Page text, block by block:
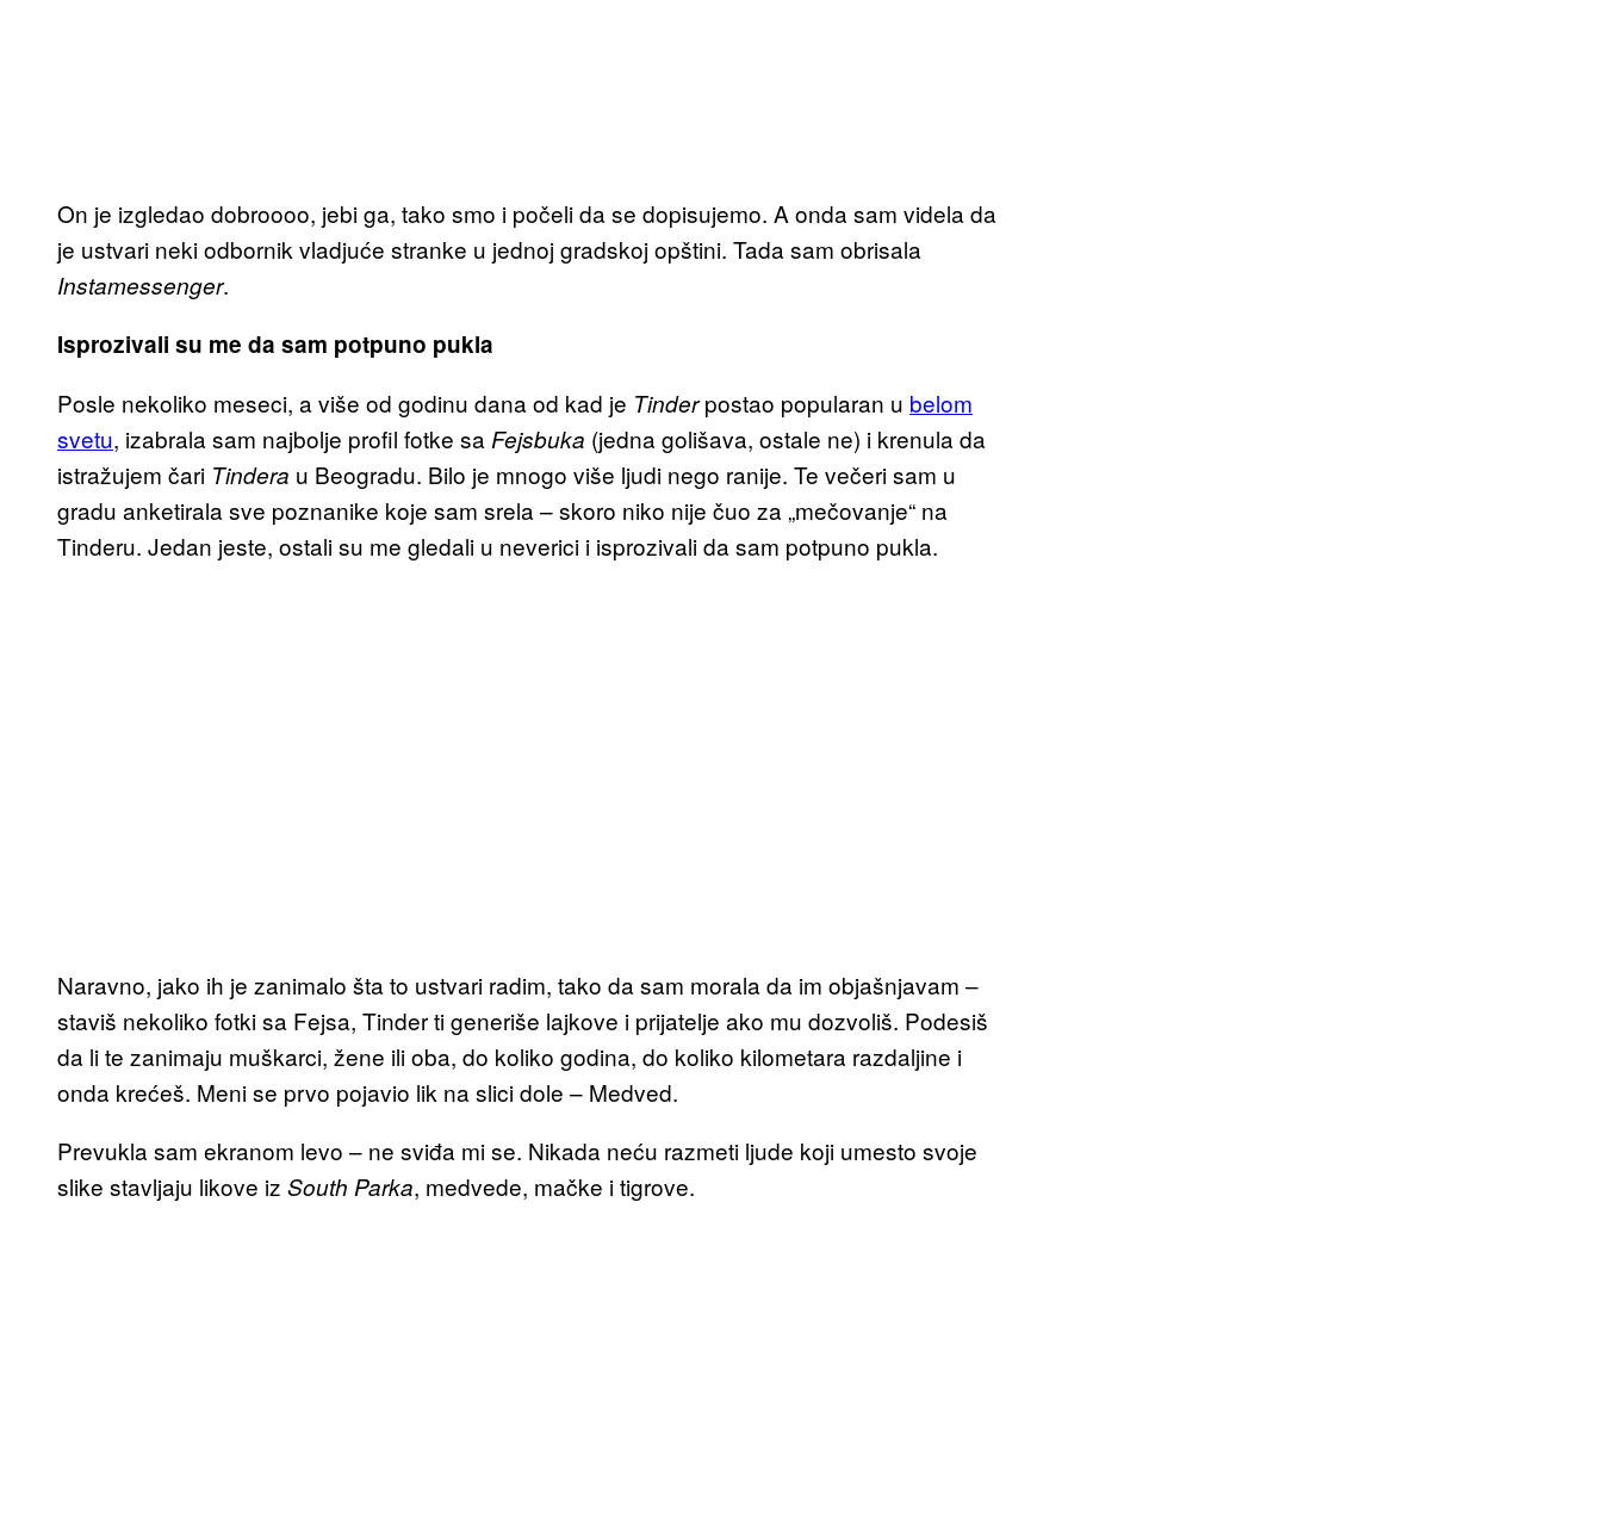
On je izgledao dobroooo, jebi ga, tako smo i počeli da se dopisujemo. A onda sam videla da
je ustvari neki odbornik vladjuće stranke u jednoj gradskoj opštini. Tada sam obrisala
Instamessenger.
Isprozivali su me da sam potpuno pukla
Posle nekoliko meseci, a više od godinu dana od kad je Tinderpostao popularan u belom
svetu, izabrala sam najbolje profil fotke sa Fejsbuka (jedna golišava, ostale ne) i krenula da
istražujem čari Tindera u Beogradu. Bilo je mnogo više ljudi nego ranije. Te večeri sam u
gradu anketirala sve poznanike koje sam srela – skoro niko nije čuo za „mečovanje“ na
Tinderu. Jedan jeste, ostali su me gledali u neverici i isprozivali da sam potpuno pukla.
Naravno, jako ih je zanimalo šta to ustvari radim, tako da sam morala da im objašnjavam –
staviš nekoliko fotki sa Fejsa, Tinder ti generiše lajkove i prijatelje ako mu dozvoliš. Podesiš
da li te zanimaju muškarci, žene ili oba, do koliko godina, do koliko kilometara razdaljine i
onda krećeš. Meni se prvo pojavio lik na slici dole – Medved.
Prevukla sam ekranom levo – ne sviđa mi se. Nikada neću razmeti ljude koji umesto svoje
slike stavljaju likove iz South Parka, medvede, mačke i tigrove.